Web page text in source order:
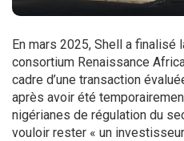
En mars 2025, Shell a finalisé
consortium Renaissance
cadre d’une transaction
après avoir été
nigérianes de régulation du
vouloir rester « un